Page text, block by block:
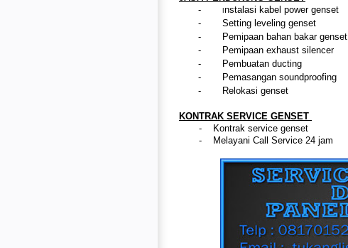
-
nstalasi kabel power genset
-
Setting leveling genset
-
Pemipaan bahan bakar genset
-
Pemipaan exhaust silencer
-
Pembuatan ducting
-
Pemasangan soundproofing
-
Relokasi genset
KONTRAK SERVICE GENSET
- Kontrak service genset
- Melayani Call Service 24 jam